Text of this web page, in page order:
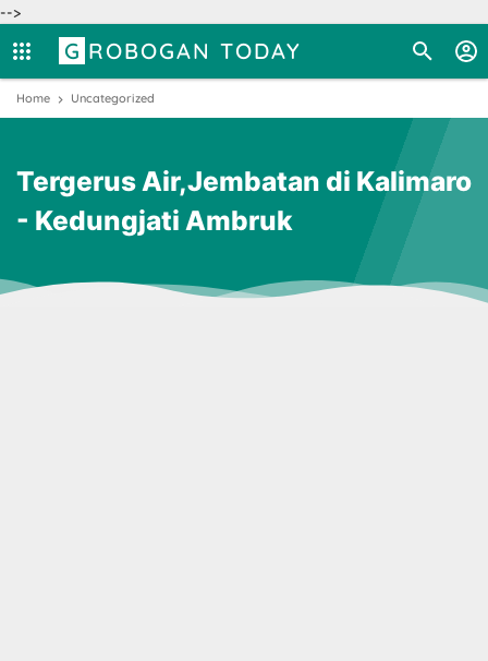
-->
GROBOGAN TODAY
Home Uncategorized
Tergerus Air,Jembatan di Kalimaro
- Kedungjati Ambruk